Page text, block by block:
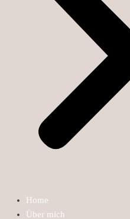
Home
Über mich